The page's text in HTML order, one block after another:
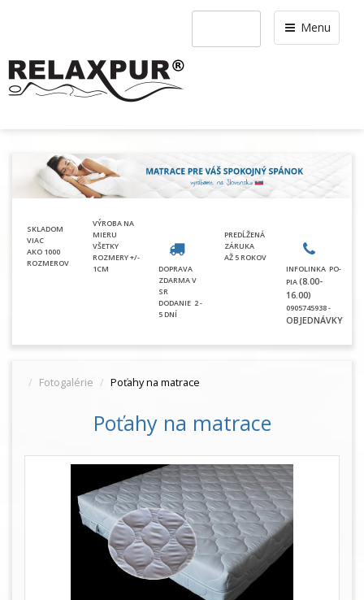
Menu
SKLADOM
VIAC
AKO 1000
ROZMEROV
VÝROBA NA
MIERU
VŠETKY
ROZMERY +/-
1CM
DOPRAVA
ZDARMA V
SR
DODANIE 2 -
5 DNÍ
PREDĹŽENÁ
ZÁRUKA
AŽ 5 ROKOV
INFOLINKA PO-
PIA(8.00-
16.00)
0905745938 -
OBJEDNÁVKY
Fotogalérie Poťahy na matrace
Poťahy na matrace